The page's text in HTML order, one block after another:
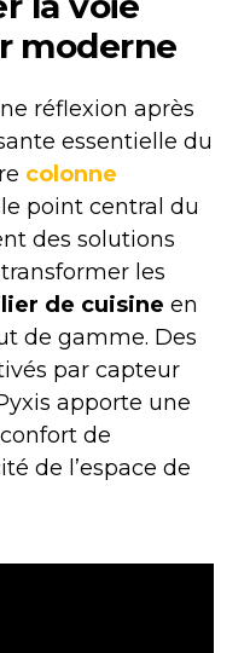
moderne
réflexion après
essentielle du
colonne
point central du
des solutions
les
de cuisine en
de gamme. Des
par capteur
apporte une
de
de l’espace de